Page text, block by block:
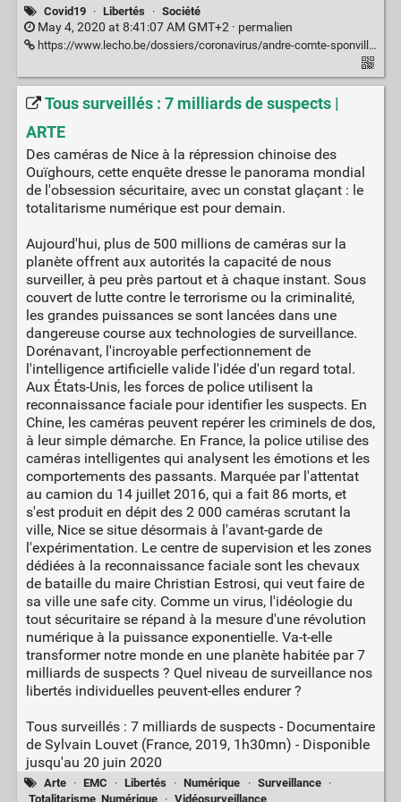
Covid19 · Libertés · Société
May 4, 2020 at 8:41:07 AM GMT+2 · permalien
https://www.lecho.be/dossiers/coronavirus/andre-comte-sponville-j-aime-mieux-attraper-le-covid-19-dans-un-pays-libre-qu-y-echapper-dans-un-etat-totalitaire/10221597.html
Tous surveillés : 7 milliards de suspects |
ARTE
Des caméras de Nice à la répression chinoise des
Ouïghours, cette enquête dresse le panorama mondial
de l'obsession sécuritaire, avec un constat glaçant : le
totalitarisme numérique est pour demain.
Aujourd'hui, plus de 500 millions de caméras sur la
planète offrent aux autorités la capacité de nous
surveiller, à peu près partout et à chaque instant. Sous
couvert de lutte contre le terrorisme ou la criminalité,
les grandes puissances se sont lancées dans une
dangereuse course aux technologies de surveillance.
Dorénavant, l'incroyable perfectionnement de
l'intelligence artificielle valide l'idée d'un regard total.
Aux États-Unis, les forces de police utilisent la
reconnaissance faciale pour identifier les suspects. En
Chine, les caméras peuvent repérer les criminels de dos,
à leur simple démarche. En France, la police utilise des
caméras intelligentes qui analysent les émotions et les
comportements des passants. Marquée par l'attentat
au camion du 14 juillet 2016, qui a fait 86 morts, et
s'est produit en dépit des 2 000 caméras scrutant la
ville, Nice se situe désormais à l'avant-garde de
l'expérimentation. Le centre de supervision et les zones
dédiées à la reconnaissance faciale sont les chevaux
de bataille du maire Christian Estrosi, qui veut faire de
sa ville une safe city. Comme un virus, l'idéologie du
tout sécuritaire se répand à la mesure d'une révolution
numérique à la puissance exponentielle. Va-t-elle
transformer notre monde en une planète habitée par 7
milliards de suspects ? Quel niveau de surveillance nos
libertés individuelles peuvent-elles endurer ?
Tous surveillés : 7 milliards de suspects - Documentaire
de Sylvain Louvet (France, 2019, 1h30mn) - Disponible
jusqu'au 20 juin 2020
Arte · EMC · Libertés · Numérique · Surveillance
·
Totalitarisme_Numérique
· Vidéosurveillance